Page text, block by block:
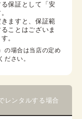
保証として「安
ますと、保証範
ことはございま
。
の場合は当店の定め
ださい。
レンタルする場合